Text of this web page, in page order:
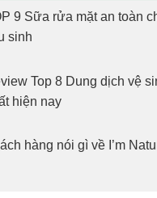
9 Sữa rửa mặt an toàn
sinh
Top 8 Dung dịch vệ
hiện nay
hàng nói gì về I’m